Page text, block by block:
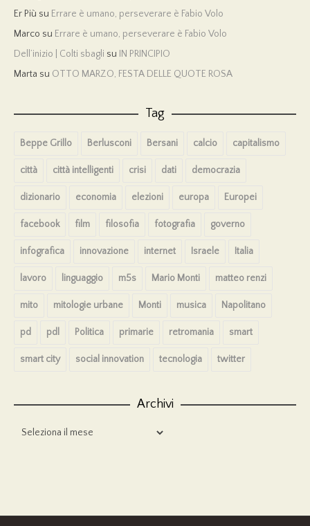
Er Più su Errare è umano, perseverare è Fabio Volo
Marco su Errare è umano, perseverare è Fabio Volo
Dell’inizio | Colti sbagli su IN PRINCIPIO
Marta su OTTO MARZO, FESTA DELLE QUOTE ROSA
Tag
Beppe Grillo Berlusconi Bersani calcio capitalismo
città città intelligenti crisi dati democrazia
dizionario economia elezioni europa Europei
facebook film filosofia fotografia governo
infografica innovazione internet Israele Italia
lavoro linguaggio m5s Mario Monti matteo renzi
mito mitologie urbane Monti musica Napolitano
pd pdl Politica primarie retromania smart
smart city social innovation tecnologia twitter
Archivi
Archivi